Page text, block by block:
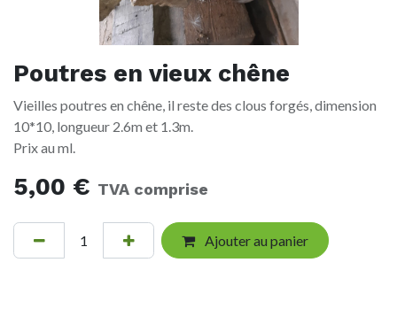
Poutres en vieux chêne
Vieilles poutres en chêne, il reste des clous forgés, dimension
10*10, longueur 2.6m et 1.3m.
Prix au ml.
5,00 € TVA comprise
Ajouter au panier